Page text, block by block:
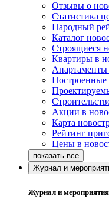
Отзывы о
Статистика
Народный
Каталог
Строящиеся
Квартиры в
Построенные
Акции в
Карта
Рейтинг
Цены в
Журнал и
Журнал и мероприятия